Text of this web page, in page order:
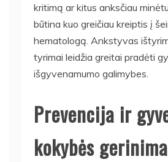
kritimą ar kitus anksčiau
būtina kuo greičiau kreiptis į
hematologą. Ankstyvas
tyrimai leidžia greitai pradėti
išgyvenamumo galimybes.
Prevencija ir
kokybės